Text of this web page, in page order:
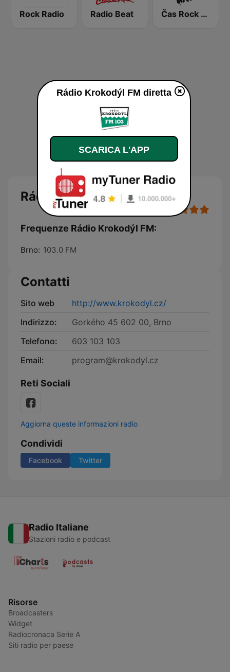
Rock Radio Radio Beat Čas Rock Radio
Rádio Krokodýl FM
Frequenze Rádio Krokodýl FM:
Brno: 103.0 FM
Contatti
Sito web
http://www.krokodyl.cz/
Indirizzo:
Gorkého 45 602 00, Brno
Telefono:
603 103 103
Email:
program@krokodyl.cz
Reti Sociali
Aggiorna queste informazioni radio
Condividi
Facebook Twitter
Radio Italiane
Stazioni radio e podcast
Risorse
Broadcasters
Widget
Radiocronaca Serie A
Siti radio per paese
Rádio Krokodýl FM diretta
SCARICA L'APP